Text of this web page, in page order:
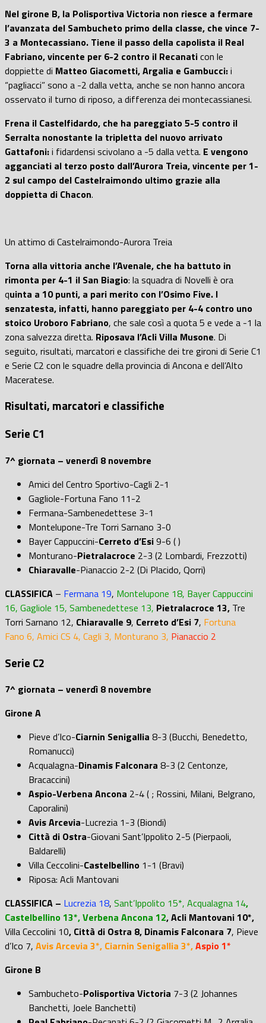
Nel girone B, la Polisportiva Victoria non riesce a fermare
l’avanzata del Sambucheto primo della classe, che vince 7-
3 a Montecassiano. Tiene il passo della capolista il Real
Fabriano, vincente per 6-2 contro il Recanaticon le
doppiette di Matteo Giacometti, Argalia e Gambucci:i
“pagliacci” sono a -2 dalla vetta, anche se non hanno ancora
osservato il turno di riposo, a differenza dei montecassianesi.
Frena il Castelfidardo, che ha pareggiato 5-5 contro il
Serralta nonostante la tripletta del nuovo arrivato
Gattafoni:i fidardensi scivolano a -5 dalla vetta. E vengono
agganciati al terzo posto dall’Aurora Treia, vincente per 1-
2 sul campo del Castelraimondo ultimo grazie alla
doppietta di Chacon.
Un attimo di Castelraimondo-Aurora Treia
Torna alla vittoria anche l’Avenale, che ha battuto in
rimonta per 4-1 il San Biagio: la squadra di Novelli è ora
quinta a 10 punti, a pari merito con l’Osimo Five. I
senzatesta, infatti, hanno pareggiato per 4-4 contro uno
stoico Uroboro Fabriano, che sale così a quota 5 e vede a -1 la
zona salvezza diretta. Riposava l’Acli Villa Musone. Di
seguito, risultati, marcatori e classifiche dei tre gironi di Serie C1
e Serie C2 con le squadre della provincia di Ancona e dell’Alto
Maceratese.
Risultati, marcatori e classifiche
Serie C1
7^ giornata – venerdì 8 novembre
Amici del Centro Sportivo-Cagli 2-1
Gagliole-Fortuna Fano 11-2
Fermana-Sambenedettese 3-1
Montelupone-Tre Torri Sarnano 3-0
Bayer Cappuccini-Cerreto d’Esi9-6 ( )
Monturano-Pietralacroce 2-3 (2 Lombardi, Frezzotti)
Chiaravalle-Pianaccio 2-2 (Di Placido, Qorri)
CLASSIFICA – Fermana 19, Montelupone 18, Bayer Cappuccini
16, Gagliole 15, Sambenedettese 13, Pietralacroce 13, Tre
Torri Sarnano 12, Chiaravalle 9, Cerreto d’Esi 7, Fortuna
Fano 6, Amici CS 4, Cagli 3, Monturano 3, Pianaccio 2
Serie C2
7^ giornata – venerdì 8 novembre
Girone A
Pieve d’Ico-Ciarnin Senigallia 8-3 (Bucchi, Benedetto,
Romanucci)
Acqualagna-Dinamis Falconara 8-3 (2 Centonze,
Bracaccini)
Aspio-Verbena Ancona 2-4 ( ; Rossini, Milani, Belgrano,
Caporalini)
Avis Arcevia-Lucrezia 1-3 (Biondi)
Città di Ostra-Giovani Sant’Ippolito 2-5 (Pierpaoli,
Baldarelli)
Villa Ceccolini-Castelbellino 1-1 (Bravi)
Riposa: Acli Mantovani
CLASSIFICA – Lucrezia 18, Sant’Ippolito 15*, Acqualagna 14,
Castelbellino 13*, Verbena Ancona 12, Acli Mantovani 10*,
Villa Ceccolini 10, Città di Ostra 8, Dinamis Falconara 7, Pieve
d’Ico 7, Avis Arcevia 3*, Ciarnin Senigallia 3*,Aspio 1*
Girone B
Sambucheto-Polisportiva Victoria 7-3 (2 Johannes
Banchetti, Joele Banchetti)